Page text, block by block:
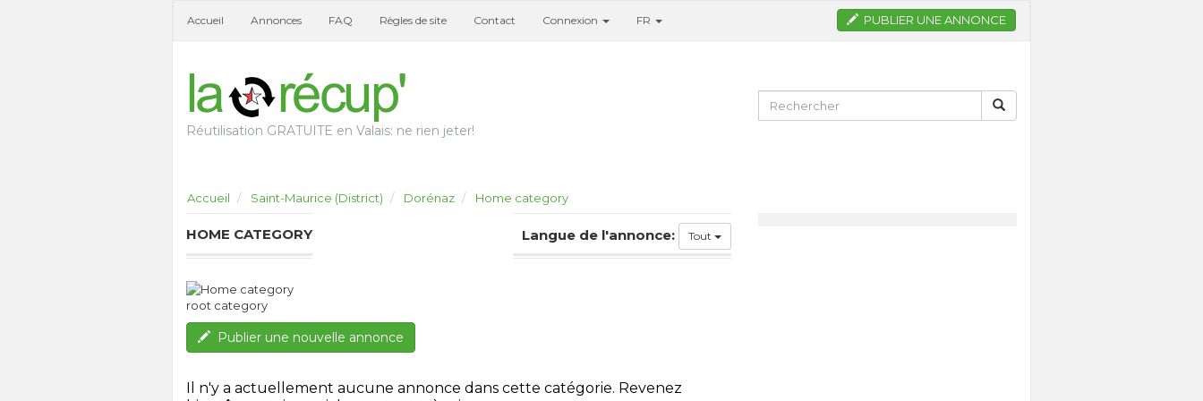
Accueil Annonces FAQ Règles de site Contact Connexion FR PUBLIER UNE ANNONCE
Réutilisation GRATUITE en Valais: ne rien jeter!
Accueil Saint-Maurice (District) Dorénaz Home category
HOME CATEGORY Langue de l'annonce: Tout
root category
Publier une nouvelle annonce
Il n'y a actuellement aucune annonce dans cette catégorie. Revenez